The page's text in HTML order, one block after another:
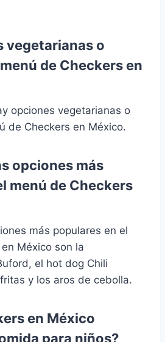
vegetarianas o
de Checkers en
opciones vegetarianas o
de Checkers en México.
opciones más
menú de Checkers
más populares en el
México son la
el hot dog Chili
y los aros de cebolla.
en México
para niños?